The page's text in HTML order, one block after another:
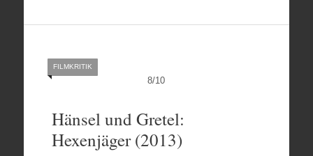
8/10
FILMKRITIK
Hänsel und Gretel:
Hexenjäger (2013)